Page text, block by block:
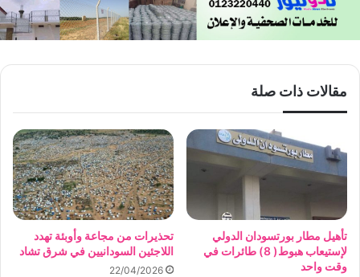
مقالات ذات صلة
تأهيل مطار بورتسودان الدولي
لإستيعاب هبوط( 8) طائرات في
وقت واحد
تحذيرات من مجاعة وأوبئة تهدد
اللاجئين السودانيين في شرق تشاد
22/04/2026